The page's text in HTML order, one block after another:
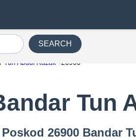
SEARCH
Tun Abdul Razak 26900
Tun
26900 Bandar